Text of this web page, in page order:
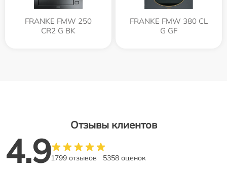
FRANKE FMW 250
CR2 G BK
FRANKE FMW 380 CL
G GF
Отзывы клиентов
4.91799 отзывов 5358 оценок